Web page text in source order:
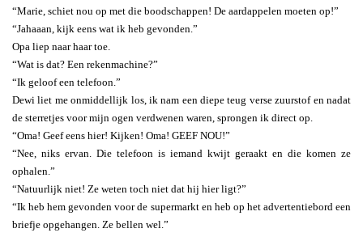
“Marie, schiet nou op met die boodschappen! De aardappelen moeten op!”
“Jahaaan, kijk eens wat ik heb gevonden.”
Opa liep naar haar toe.
“Wat is dat? Een rekenmachine?”
“Ik geloof een telefoon.”
Dewi liet me onmiddellijk los, ik nam een diepe teug verse zuurstof en nadat
de sterretjes voor mijn ogen verdwenen waren, sprongen ik direct op.
“Oma! Geef eens hier! Kijken! Oma! GEEF NOU!”
“Nee, niks ervan. Die telefoon is iemand kwijt geraakt en die komen ze
ophalen.”
“Natuurlijk niet! Ze weten toch niet dat hij hier ligt?”
“Ik heb hem gevonden voor de supermarkt en heb op het advertentiebord een
briefje opgehangen. Ze bellen wel.”